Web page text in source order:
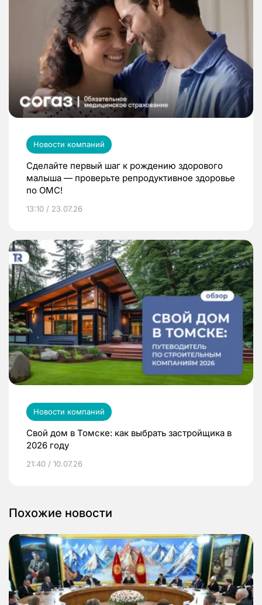
Новости компаний
Сделайте первый шаг к рождению здорового
малыша — проверьте репродуктивное здоровье
по ОМС!
13:10 / 23.07.26
Новости компаний
Свой дом в Томске: как выбрать застройщика в
2026 году
21:40 / 10.07.26
Похожие новости